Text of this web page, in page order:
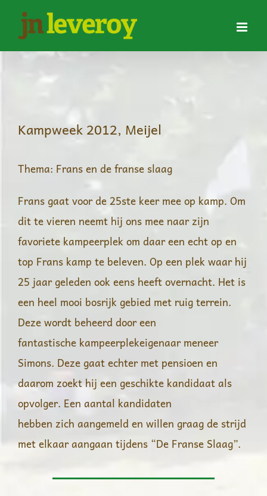
inhoud
Kampweek 2012, Meijel
Thema: Frans en de franse slaag
Frans gaat voor de 25ste keer mee op kamp. Om
dit te vieren neemt hij ons mee naar zijn
favoriete kampeerplek om daar een echt op en
top Frans kamp te beleven. Op een plek waar hij
25 jaar geleden ook eens heeft overnacht. Het is
een heel mooi bosrijk gebied met ruig terrein.
Deze wordt beheerd door een
fantastische kampeerplekeigenaar meneer
Simons. Deze gaat echter met pensioen en
daarom zoekt hij een geschikte kandidaat als
opvolger. Een aantal kandidaten
hebben zich aangemeld en willen graag de strijd
met elkaar aangaan tijdens “De Franse Slaag”.